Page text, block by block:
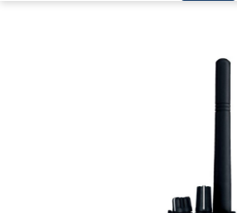
導入事例
コラム
よくあるご質問